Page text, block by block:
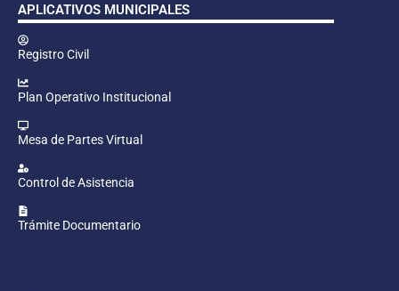
APLICATIVOS MUNICIPALES
Registro Civil
Plan Operativo Institucional
Mesa de Partes Virtual
Control de Asistencia
Trámite Documentario